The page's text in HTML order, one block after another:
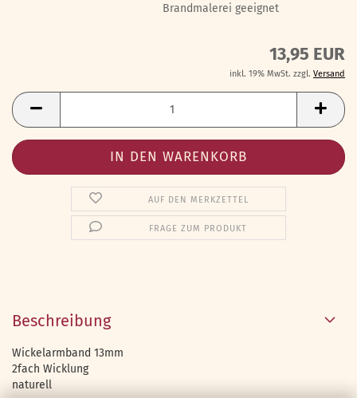
Brandmalerei geeignet
13,95 EUR
inkl. 19% MwSt. zzgl. Versand
AUF DEN MERKZETTEL
FRAGE ZUM PRODUKT
Beschreibung
Wickelarmband 13mm
2fach Wicklung
naturell